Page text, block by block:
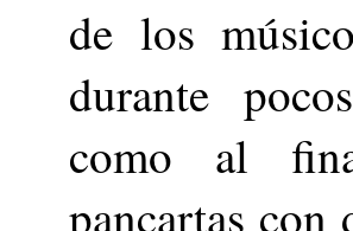
de los
durante
como al
pancartas con